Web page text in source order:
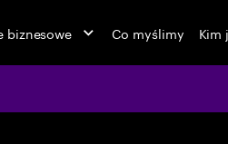
biznesowe Co myślimy Kim